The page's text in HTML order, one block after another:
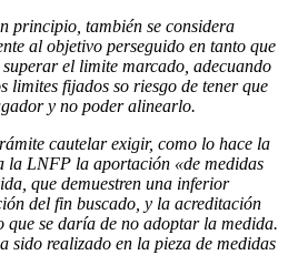
principio, también se considera
al objetivo perseguido en tanto que
el limite marcado, adecuando
limites fijados so riesgo de tener que
y no poder alinearlo.
cautelar exigir, como lo hace la
la LNFP la aportación «de medidas
que demuestren una inferior
del fin buscado, y la acreditación
que se daría de no adoptar la medida.
sido realizado en la pieza de medidas